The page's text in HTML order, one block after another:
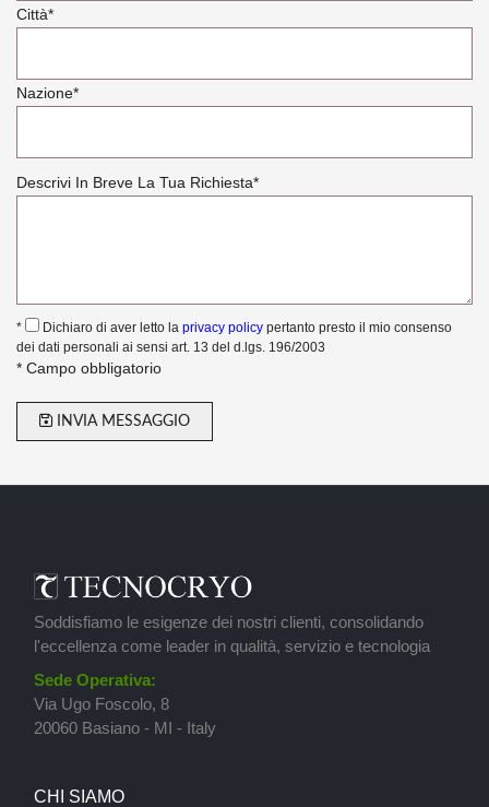
Città*
Nazione*
Descrivi In Breve La Tua Richiesta*
* Dichiaro di aver letto la privacy policy pertanto presto il mio consenso
dei dati personali ai sensi art. 13 del d.lgs. 196/2003
* Campo obbligatorio
INVIA MESSAGGIO
Soddisfiamo le esigenze dei nostri clienti, consolidando
l'eccellenza come leader in qualità, servizio e tecnologia
Sede Operativa:
Via Ugo Foscolo, 8
20060 Basiano - MI - Italy
CHI SIAMO